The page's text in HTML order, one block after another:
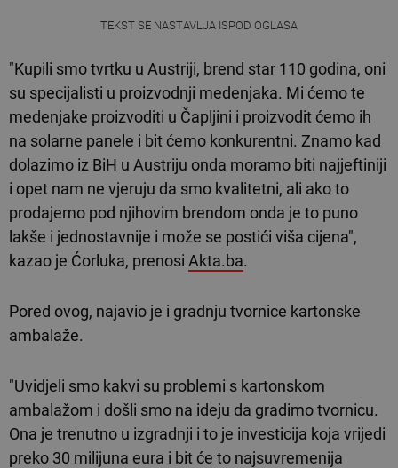
TEKST SE NASTAVLJA ISPOD OGLASA
"Kupili smo tvrtku u Austriji, brend star 110 godina, oni
su specijalisti u proizvodnji medenjaka. Mi ćemo te
medenjake proizvoditi u Čapljini i proizvodit ćemo ih
na solarne panele i bit ćemo konkurentni. Znamo kad
dolazimo iz BiH u Austriju onda moramo biti najjeftiniji
i opet nam ne vjeruju da smo kvalitetni, ali ako to
prodajemo pod njihovim brendom onda je to puno
lakše i jednostavnije i može se postići viša cijena",
kazao je Ćorluka, prenosi Akta.ba.
Pored ovog, najavio je i gradnju tvornice kartonske
ambalaže.
"Uvidjeli smo kakvi su problemi s kartonskom
ambalažom i došli smo na ideju da gradimo tvornicu.
Ona je trenutno u izgradnji i to je investicija koja vrijedi
preko 30 milijuna eura i bit će to najsuvremenija